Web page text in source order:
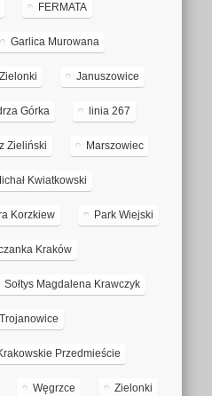
FERMATA
Garlica Murowana
Januszowice
Górka linia 267
Zieliński Marszowiec
Kwiatkowski
Korzkiew Park Wiejski
Kraków
Sołtys Magdalena Krawczyk
Trojanowice
Przedmieście
Węgrzce Zielonki